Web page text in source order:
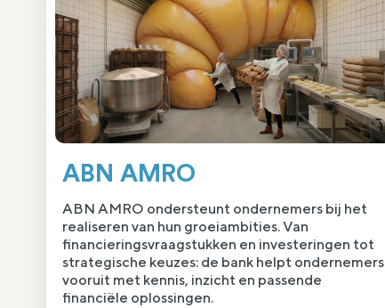
ABN AMRO
ABN AMRO ondersteunt ondernemers bij het
realiseren van hun groeiambities. Van
financieringsvraagstukken en investeringen tot
strategische keuzes: de bank helpt ondernemers
vooruit met kennis, inzicht en passende
financiële oplossingen.